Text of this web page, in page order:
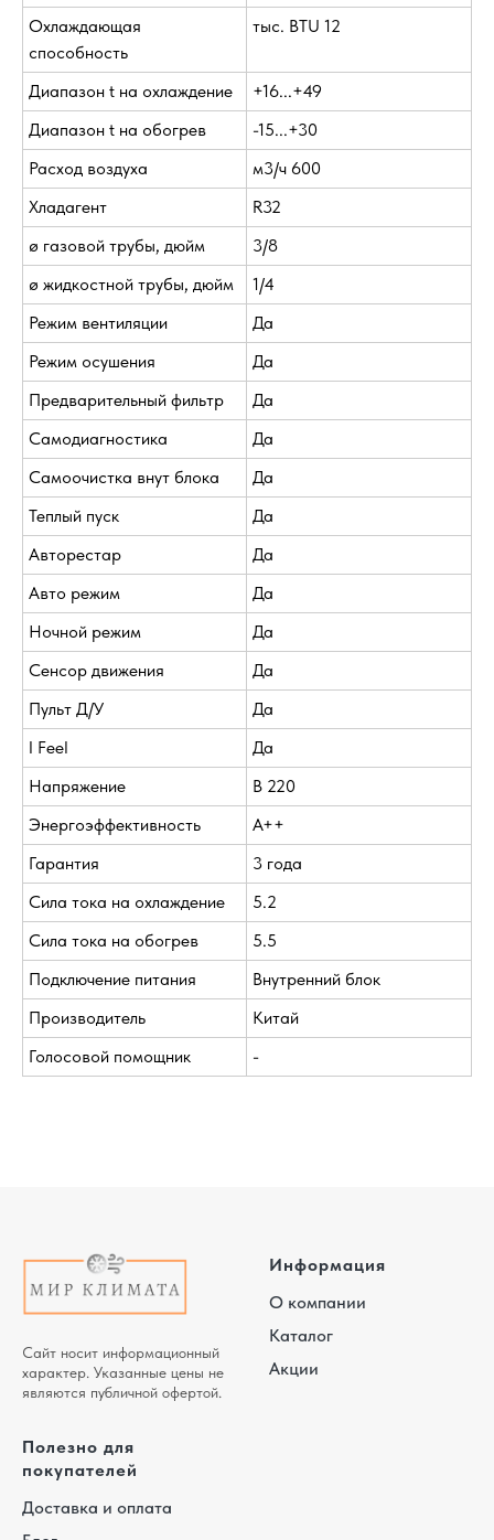
Охлаждающая
способность
тыс. BTU 12
Диапазон t на охлаждение
+16...+49
Диапазон t на обогрев
-15...+30
Расход воздуха
м3/ч 600
Хладагент
R32
ø газовой трубы, дюйм
3/8
ø жидкостной трубы, дюйм
1/4
Режим вентиляции
Да
Режим осушения
Да
Предварительный фильтр
Да
Самодиагностика
Да
Самоочистка внут блока
Да
Теплый пуск
Да
Авторестар
Да
Авто режим
Да
Ночной режим
Да
Сенсор движения
Да
Пульт Д/У
Да
I Feel
Да
Напряжение
В 220
Энергоэффективность
A++
Гарантия
3 года
Сила тока на охлаждение
5.2
Сила тока на обогрев
5.5
Подключение питания
Внутренний блок
Производитель
Китай
Голосовой помощник
-
Сайт носит информационный
характер. Указанные цены не
являются публичной офертой.
Информация
О компании
Каталог
Акции
Полезно для
покупателей
Доставка и оплата